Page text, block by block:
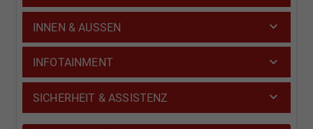
INNEN & AUSSEN
INFOTAINMENT
SICHERHEIT & ASSISTENZ